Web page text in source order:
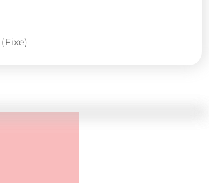
(Fixe)